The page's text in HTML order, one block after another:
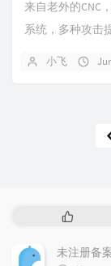
来自老外的CNC
系统，多种攻击
小飞
P
p
u
未注册备